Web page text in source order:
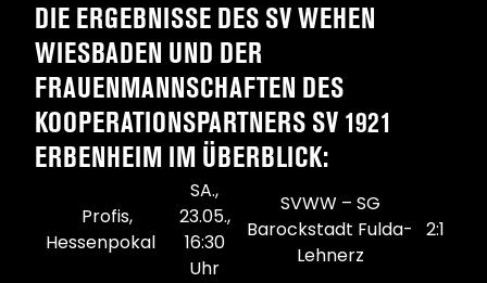
DIE ERGEBNISSE DES SV WEHEN
WIESBADEN UND DER
FRAUENMANNSCHAFTEN DES
KOOPERATIONSPARTNERS SV 1921
ERBENHEIM IM ÜBERBLICK:
Profis,
Hessenpokal
SA.,
23.05.,
16:30
Uhr
SVWW – SG
Barockstadt Fulda-
Lehnerz
2:1